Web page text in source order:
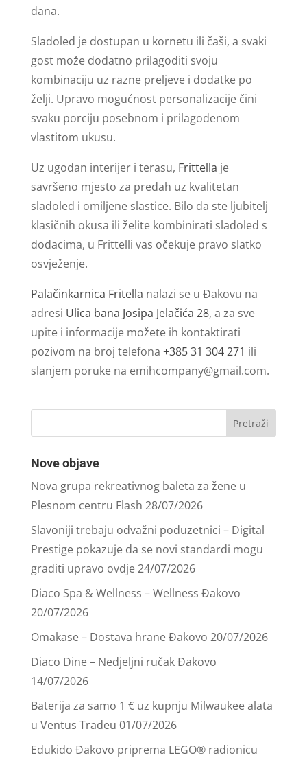
dana.
Sladoled je dostupan u kornetu ili čaši, a svaki
gost može dodatno prilagoditi svoju
kombinaciju uz razne preljeve i dodatke po
želji. Upravo mogućnost personalizacije čini
svaku porciju posebnom i prilagođenom
vlastitom ukusu.
Uz ugodan interijer i terasu, Frittella je
savršeno mjesto za predah uz kvalitetan
sladoled i omiljene slastice. Bilo da ste ljubitelj
klasičnih okusa ili želite kombinirati sladoled s
dodacima, u Frittelli vas očekuje pravo slatko
osvježenje.
Palačinkarnica Fritella nalazi se u Đakovu na
adresi Ulica bana Josipa Jelačića 28, a za sve
upite i informacije možete ih kontaktirati
pozivom na broj telefona +385 31 304 271 ili
slanjem poruke na emihcompany@gmail.com.
Nove objave
Nova grupa rekreativnog baleta za žene u
Plesnom centru Flash 28/07/2026
Slavoniji trebaju odvažni poduzetnici – Digital
Prestige pokazuje da se novi standardi mogu
graditi upravo ovdje24/07/2026
Diaco Spa & Wellness – Wellness Đakovo
20/07/2026
Omakase – Dostava hrane Đakovo 20/07/2026
Diaco Dine – Nedjeljni ručak Đakovo
14/07/2026
Baterija za samo 1 € uz kupnju Milwaukee alata
u Ventus Tradeu 01/07/2026
Edukido Đakovo priprema LEGO® radionicu